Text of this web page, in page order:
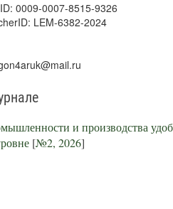
0009-0007-8515-9326
LEM-6382-2024
и производства
[№2, 2026]